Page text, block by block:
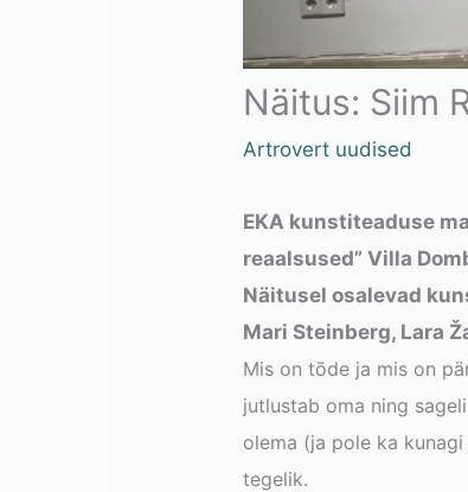
Näitus: Siim
Artrovert uudised
EKA kunstiteaduse
reaalsused” Villa
Näitusel osalevad
Mari Steinberg, Lara
Mis on tõde ja mis on
jutlustab oma ning
olema (ja pole ka
tegelik.